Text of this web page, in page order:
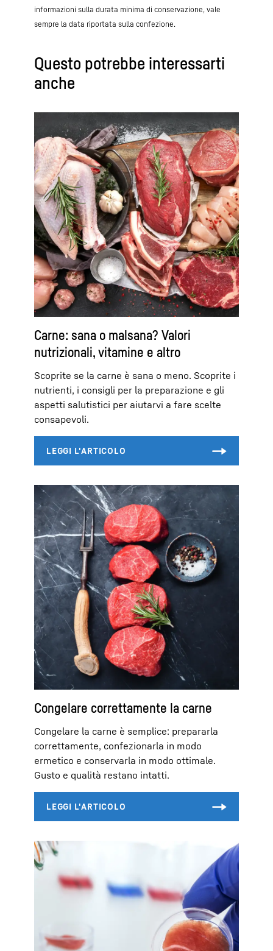
informazioni sulla durata minima di conservazione, vale
sempre la data riportata sulla confezione.
Questo potrebbe interessarti
anche
Carne: sana o malsana? Valori
nutrizionali, vitamine e altro
Scoprite se la carne è sana o meno. Scoprite i
nutrienti, i consigli per la preparazione e gli
aspetti salutistici per aiutarvi a fare scelte
consapevoli.
Congelare correttamente la carne
Congelare la carne è semplice: prepararla
correttamente, confezionarla in modo
ermetico e conservarla in modo ottimale.
Gusto e qualità restano intatti.